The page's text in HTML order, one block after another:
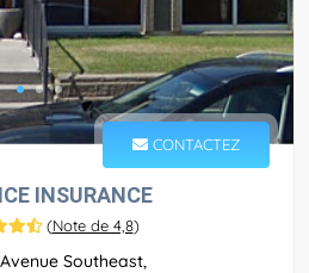
CONTACTEZ
INSURANCE
(Note de 4,8)
Southeast,